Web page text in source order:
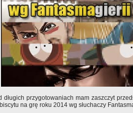
długich przygotowaniach mam zaszczyt
na grę roku 2014 wg słuchaczy